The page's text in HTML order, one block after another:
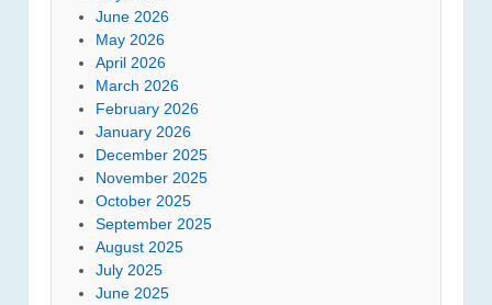
June 2026
May 2026
April 2026
March 2026
February 2026
January 2026
December 2025
November 2025
October 2025
September 2025
August 2025
July 2025
June 2025